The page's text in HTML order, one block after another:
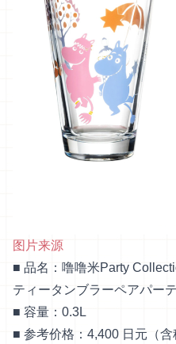
图片来源
■ 品名：噜噜米Party
ティータンブラーペアパーテ
■ 容量：0.3L
■ 参考价格：4,400 日元（含